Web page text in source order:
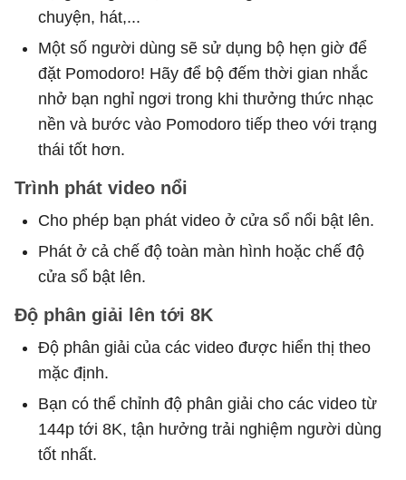
chuyện, hát,...
Một số người dùng sẽ sử dụng bộ hẹn giờ để
đặt Pomodoro! Hãy để bộ đếm thời gian nhắc
nhở bạn nghỉ ngơi trong khi thưởng thức nhạc
nền và bước vào Pomodoro tiếp theo với trạng
thái tốt hơn.
Trình phát video nổi
Cho phép bạn phát video ở cửa sổ nổi bật lên.
Phát ở cả chế độ toàn màn hình hoặc chế độ
cửa sổ bật lên.
Độ phân giải lên tới 8K
Độ phân giải của các video được hiển thị theo
mặc định.
Bạn có thể chỉnh độ phân giải cho các video từ
144p tới 8K, tận hưởng trải nghiệm người dùng
tốt nhất.